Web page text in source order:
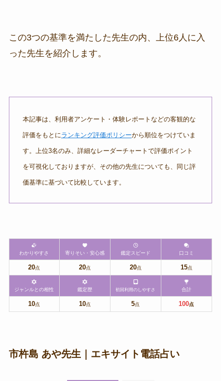
この3つの基準を満たした先生の内、上位6人に入
った先生を紹介します。
本記事は、利用者アンケート・体験レポートなどの客観的な
評価をもとにランキング評価ポリシーから順位をつけていま
す。上位3名のみ、詳細なレーダーチャートで評価ポイント
を可視化しておりますが、その他の先生についても、同じ評
価基準に基づいて比較しています。
わかりやすさ 寄りそい・安心感 鑑定スピード 口コミ
20点 20点 20点 15点
ジャンルとの相性 鑑定歴 初回利用のしやすさ 合計
10点 10点 5点 100点
市杵島 あや先生｜エキサイト電話占い